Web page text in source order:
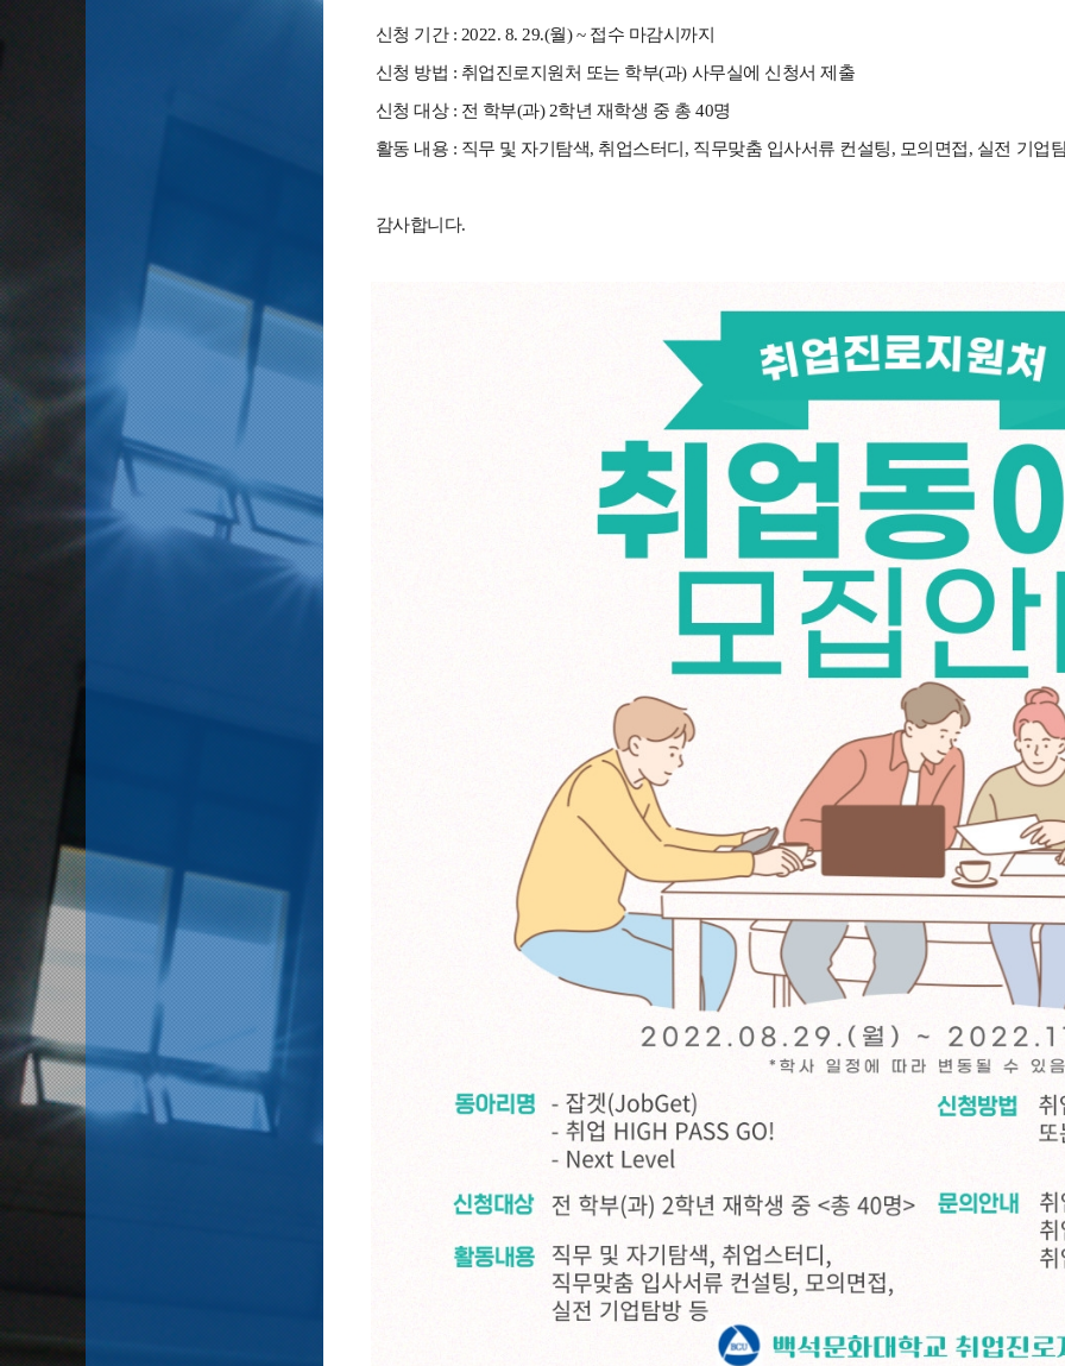
신청 기간 : 2022. 8. 29.(월) ~ 접수 마감시까지
신청 방법 : 취업진로지원처 또는 학부(과) 사무실에 신청서 제출
신청대상 : 전 학부(과) 2학년 재학생 중 총 40명
활동 내용 : 직무 및 자기탐색, 취업스터디, 직무맞춤 입사서류 컨설팅, 모의면접, 실전 기업
감사합니다.